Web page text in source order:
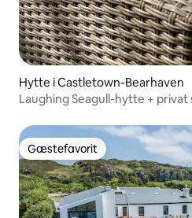
Hytte i Castletown-Bearhaven
Laughing Seagull-hytte + privat
Gæstefavorit
Gæstefavorit